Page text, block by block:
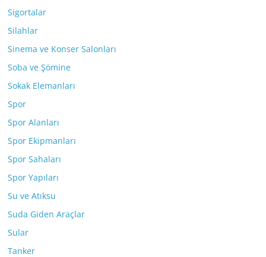
Sigortalar
Silahlar
Sinema ve Konser Salonları
Soba ve Şömine
Sokak Elemanları
Spor
Spor Alanları
Spor Ekipmanları
Spor Sahaları
Spor Yapıları
Su ve Atıksu
Suda Giden Araçlar
Sular
Tanker